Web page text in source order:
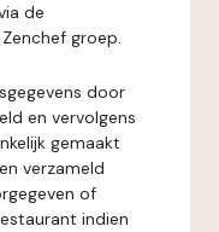
de
groep.
door
en vervolgens
gemaakt
verzameld
of
indien